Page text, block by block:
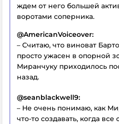
ждем от него большей
воротами соперника.
@AmericanVoiceover:
– Считаю, что виноват
просто ужасен в опорной
Миранчуку приходилось
назад.
@seanblackwell9:
– Не очень понимаю, как
что-то создавать, когда